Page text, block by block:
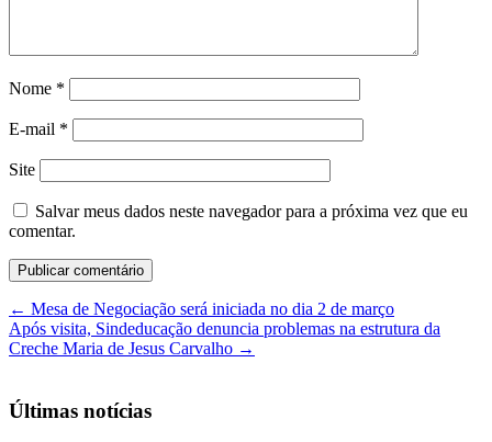
Nome *
E-mail *
Site
Salvar meus dados neste navegador para a próxima vez que eu
comentar.
← Mesa de Negociação será iniciada no dia 2 de março
Após visita, Sindeducação denuncia problemas na estrutura da
Creche Maria de Jesus Carvalho →
Últimas notícias